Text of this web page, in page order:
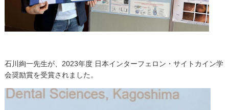
石川絢一先生が、 2023年度 日本インターフェロン・サイトカイン学
会奨励賞を受賞されました。